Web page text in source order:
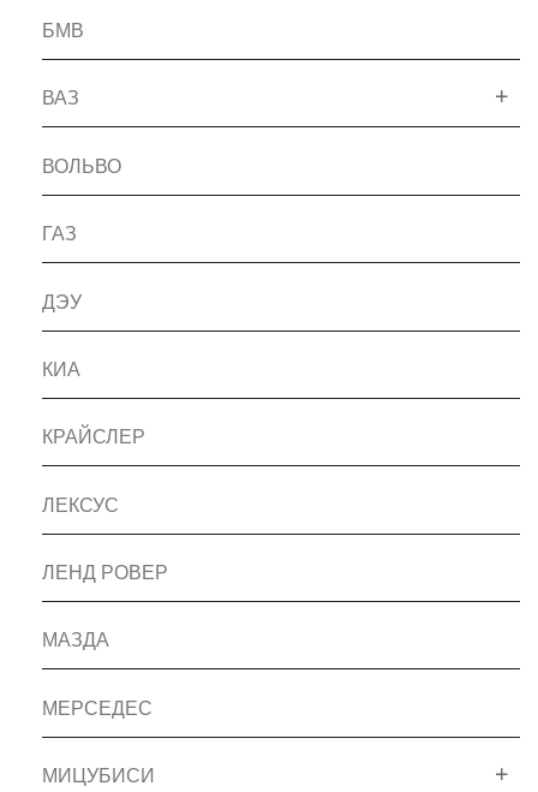
БМВ
ВАЗ
ВОЛЬВО
ГАЗ
ДЭУ
КИА
КРАЙСЛЕР
ЛЕКСУС
ЛЕНД РОВЕР
МАЗДА
МЕРСЕДЕС
МИЦУБИСИ